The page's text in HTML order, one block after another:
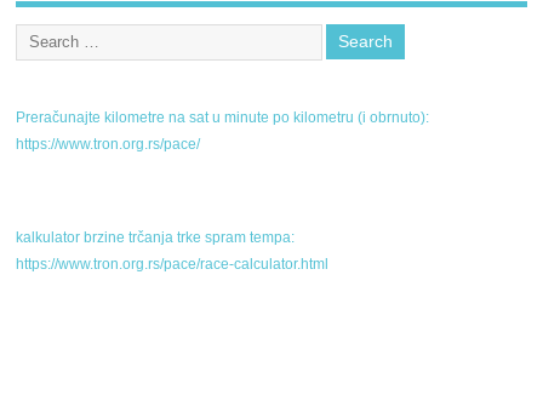
Preračunajte kilometre na sat u minute po kilometru (i obrnuto):
https://www.tron.org.rs/pace/
kalkulator brzine trčanja trke spram tempa:
https://www.tron.org.rs/pace/race-calculator.html